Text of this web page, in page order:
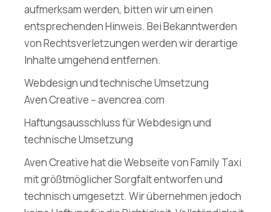
aufmerksam werden, bitten wir um einen
entsprechenden Hinweis. Bei Bekanntwerden
von Rechtsverletzungen werden wir derartige
Inhalte umgehend entfernen.
Webdesign und technische Umsetzung
Aven Creative – avencrea.com
Haftungsausschluss für Webdesign und
technische Umsetzung
Aven Creative hat die Webseite von Family Taxi
mit größtmöglicher Sorgfalt entworfen und
technisch umgesetzt. Wir übernehmen jedoch